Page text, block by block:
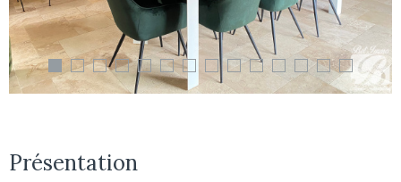
Présentation